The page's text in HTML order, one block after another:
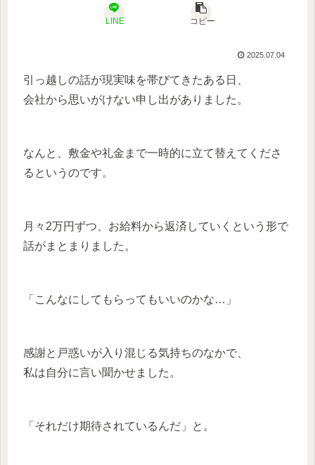
LINE コピー
2025.07.04
引っ越しの話が現実味を帯びてきたある日、
会社から思いがけない申し出がありました。
なんと、敷金や礼金まで一時的に立て替えてくださ
るというのです。
月々2万円ずつ、お給料から返済していくという形で
話がまとまりました。
「こんなにしてもらってもいいのかな…」
感謝と戸惑いが入り混じる気持ちのなかで、
私は自分に言い聞かせました。
「それだけ期待されているんだ」と。